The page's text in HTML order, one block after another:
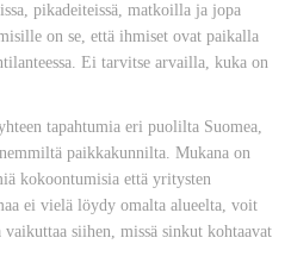
pikadeiteissä, matkoilla ja jopa
on se, että ihmiset ovat paikalla
Ei tarvitse arvailla, kuka on
tapahtumia eri puolilta Suomea,
paikkakunnilta. Mukana on
kokoontumisia että yritysten
ei vielä löydy omalta alueelta, voit
siihen, missä sinkut kohtaavat